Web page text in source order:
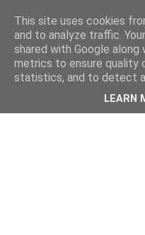
This site uses cookies
and to analyze traffic.
shared with Google
metrics to ensure quality
statistics, and to detect
LEARN